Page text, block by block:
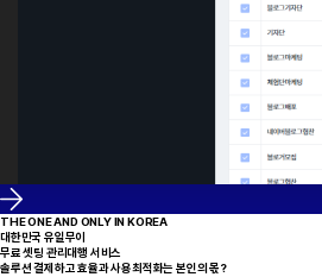
THE ONE AND ONLY IN KOREA
대한민국 유일무이
무료 셋팅 관리대행 서비스
솔루션 결제하고 효율과 사용최적화는 본인의 몫?